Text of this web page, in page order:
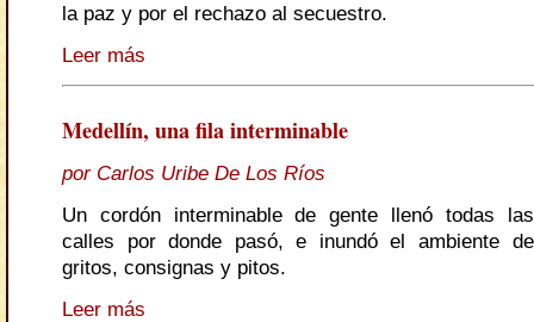
la paz y por el rechazo al secuestro.
Leer más
Medellín, una fila interminable
por Carlos Uribe De Los Ríos
Un cordón interminable de gente llenó todas las
calles por donde pasó, e inundó el ambiente de
gritos, consignas y pitos.
Leer más